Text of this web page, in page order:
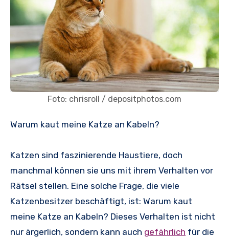
Foto: chrisroll / depositphotos.com
Warum kaut meine Katze an Kabeln?
Katzen sind faszinierende Haustiere, doch
manchmal können sie uns mit ihrem Verhalten vor
Rätsel stellen. Eine solche Frage, die viele
Katzenbesitzer beschäftigt, ist: Warum kaut
meine Katze an Kabeln? Dieses Verhalten ist nicht
nur ärgerlich, sondern kann auch gefährlich für die